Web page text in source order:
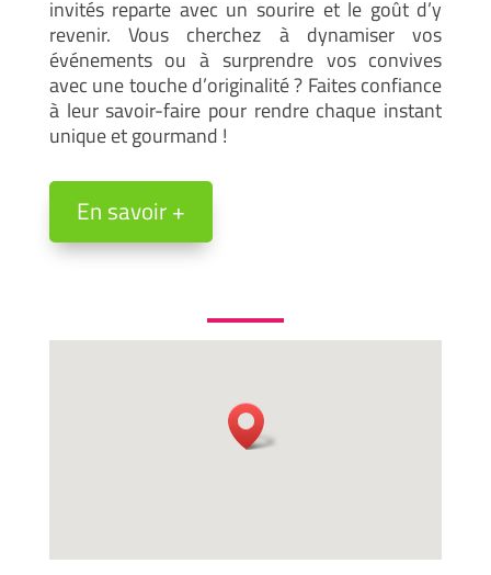
invités reparte avec un sourire et le goût d’y
revenir. Vous cherchez à dynamiser vos
événements ou à surprendre vos convives
avec une touche d’originalité ? Faites confiance
à leur savoir-faire pour rendre chaque instant
unique et gourmand !
En savoir +